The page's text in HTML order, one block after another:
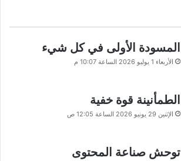
المسودة الأولى في كل شيء
الأربعاء 1 يوليو 2026 الساعة 10:07 م
الطمأنينة قوة خفية
الإثنين 29 يونيو 2026 الساعة 12:05 ص
توحش صناعة المحتوى